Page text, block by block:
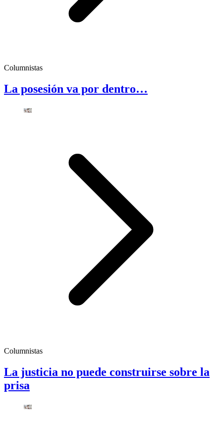
Columnistas
La posesión va por dentro…
Columnistas
La justicia no puede construirse sobre la
prisa